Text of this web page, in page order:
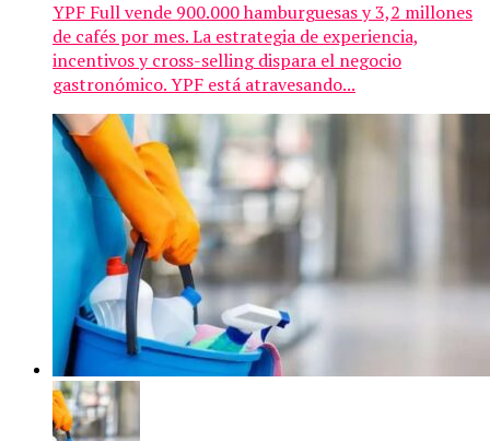
YPF Full vende 900.000 hamburguesas y 3,2 millones
de cafés por mes. La estrategia de experiencia,
incentivos y cross-selling dispara el negocio
gastronómico. YPF está atravesando...